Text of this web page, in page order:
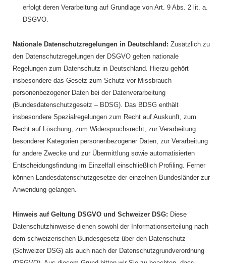
erfolgt deren Verarbeitung auf Grundlage von Art. 9 Abs. 2 lit. a.
DSGVO.
Nationale Datenschutzregelungen in Deutschland: Zusätzlich zu
den Datenschutzregelungen der DSGVO gelten nationale
Regelungen zum Datenschutz in Deutschland. Hierzu gehört
insbesondere das Gesetz zum Schutz vor Missbrauch
personenbezogener Daten bei der Datenverarbeitung
(Bundesdatenschutzgesetz – BDSG). Das BDSG enthält
insbesondere Spezialregelungen zum Recht auf Auskunft, zum
Recht auf Löschung, zum Widerspruchsrecht, zur Verarbeitung
besonderer Kategorien personenbezogener Daten, zur Verarbeitung
für andere Zwecke und zur Übermittlung sowie automatisierten
Entscheidungsfindung im Einzelfall einschließlich Profiling. Ferner
können Landesdatenschutzgesetze der einzelnen Bundesländer zur
Anwendung gelangen.
Hinweis auf Geltung DSGVO und Schweizer DSG: Diese
Datenschutzhinweise dienen sowohl der Informationserteilung nach
dem schweizerischen Bundesgesetz über den Datenschutz
(Schweizer DSG) als auch nach der Datenschutzgrundverordnung